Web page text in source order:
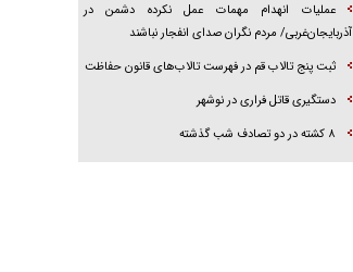
عملیات انهدام مهمات عمل نکرده دشمن در
آذربایجان‌غربی/ مردم نگران صدای انفجار نباشند
ثبت پنج تالاب قم در فهرست تالاب‌های قانون حفاظت
دستگیری قاتل فراری در نوشهر
۸ کشته در دو تصادف شب گذشته